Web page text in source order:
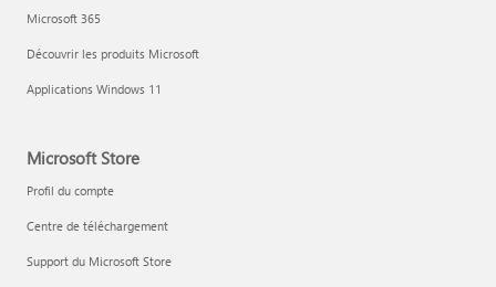
Microsoft 365
Découvrir les produits Microsoft
Applications Windows 11
Microsoft Store
Profil du compte
Centre de téléchargement
Support du Microsoft Store